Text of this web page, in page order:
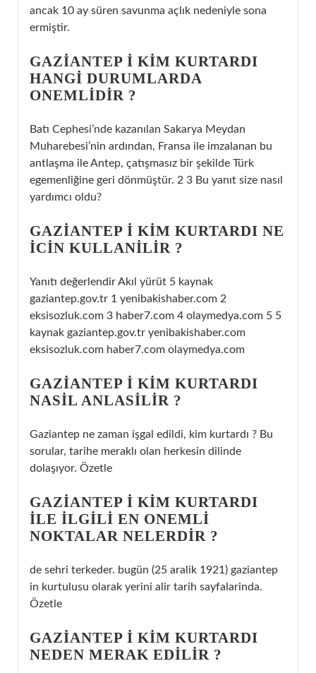
ancak 10 ay süren savunma açlık nedeniyle sona
ermiştir.
GAZIANTEP I KIM KURTARDI
HANGI DURUMLARDA
ONEMLIDIR ?
Batı Cephesi’nde kazanılan Sakarya Meydan
Muharebesi’nin ardından, Fransa ile imzalanan bu
antlaşma ile Antep, çatışmasız bir şekilde Türk
egemenliğine geri dönmüştür. 2 3 Bu yanıt size nasıl
yardımcı oldu?
GAZIANTEP I KIM KURTARDI NE
ICIN KULLANILIR ?
Yanıtı değerlendir Akıl yürüt 5 kaynak
gaziantep.gov.tr 1 yenibakishaber.com 2
eksisozluk.com 3 haber7.com 4 olaymedya.com 5 5
kaynak gaziantep.gov.tr yenibakishaber.com
eksisozluk.com haber7.com olaymedya.com
GAZIANTEP I KIM KURTARDI
NASIL ANLASILIR ?
Gaziantep ne zaman işgal edildi, kim kurtardı ? Bu
sorular, tarihe meraklı olan herkesin dilinde
dolaşıyor. Özetle
GAZIANTEP I KIM KURTARDI
ILE ILGILI EN ONEMLI
NOKTALAR NELERDIR ?
de sehri terkeder. bugün (25 aralik 1921) gaziantep
in kurtulusu olarak yerini alir tarih sayfalarinda.
Özetle
GAZIANTEP I KIM KURTARDI
NEDEN MERAK EDILIR ?